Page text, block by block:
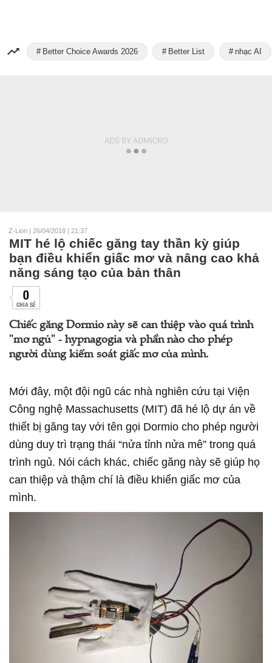
Better Choice Awards 2026 Better List nhạc AI
Z-Lion | 26/04/2018 | 21:37
MIT hé lộ chiếc găng tay thần kỳ giúp
bạn điều khiển giấc mơ và nâng cao khả
năng sáng tạo của bản thân
0
CHIA SẺ
Chiếc găng Dormio này sẽ can thiệp vào quá trình
"mơ ngủ" - hypnagogia và phần nào cho phép
người dùng kiểm soát giấc mơ của mình.
Mới đây, một đội ngũ các nhà nghiên cứu tại Viện
Công nghệ Massachusetts (MIT) đã hé lộ dự án về
thiết bị găng tay với tên gọi Dormio cho phép người
dùng duy trì trạng thái “nửa tỉnh nửa mê” trong quá
trình ngủ. Nói cách khác, chiếc găng này sẽ giúp họ
can thiệp và thậm chí là điều khiển giấc mơ của
mình.